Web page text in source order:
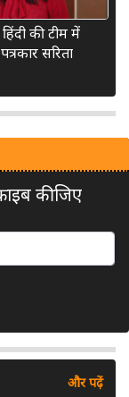
हिंदी की टीम में
सरिता
कीजिए
और पढ़ें